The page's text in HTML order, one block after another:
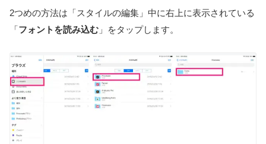
2つめの方法は「スタイルの編集」中に右上に表示されている
「フォントを読み込む 」をタップします。